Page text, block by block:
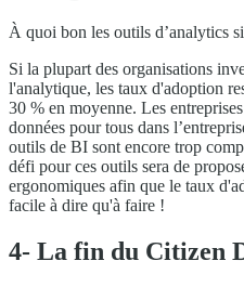
À quoi bon les outils d’analytics
Si la plupart des organisations
l'analytique, les taux d'adoption
30 % en moyenne. Les
données pour tous dans
outils de BI sont encore trop
défi pour ces outils sera de
ergonomiques afin que le taux
facile à dire qu'à faire !
4- La fin du Citizen